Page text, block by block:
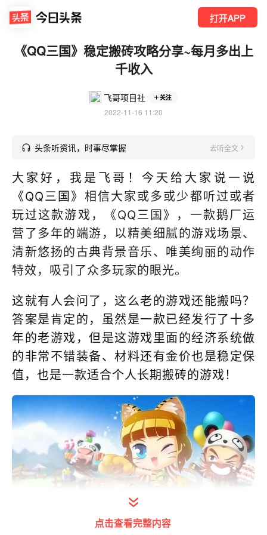
打开APP
《QQ三国》稳定搬砖攻略分享~每月多出上
千收入
飞哥项目社 关注
2022-11-16 11:20
头条听资讯，时事尽掌握 去听全文
大家好，我是飞哥！今天给大家说一说
《QQ三国》 相信大家或多或少都听过或者
玩过这款游戏，《QQ三国》，一款鹅厂运
营了多年的端游，以精美细腻的游戏场景、
清新悠扬的古典背景音乐、唯美绚丽的动作
特效，吸引了众多玩家的眼光。
这就有人会问了，这么老的游戏还能搬吗？
答案是肯定的，虽然是一款已经发行了十多
年的老游戏，但是这游戏里面的经济系统做
的非常不错装备、材料还有金价也是稳定保
值，也是一款适合个人长期搬砖的游戏！
打开今日头条查看图片详情
点击查看完整内容